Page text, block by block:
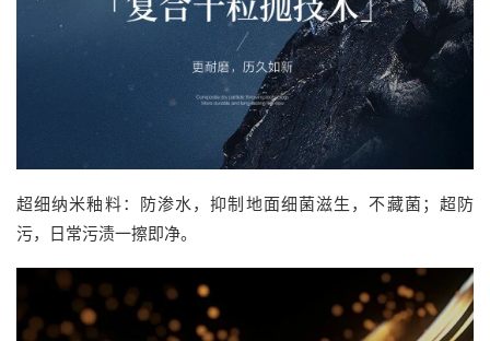
超细纳米釉料：防渗水，抑制地面细菌滋生，不藏菌；超防
污，日常污渍一擦即净。